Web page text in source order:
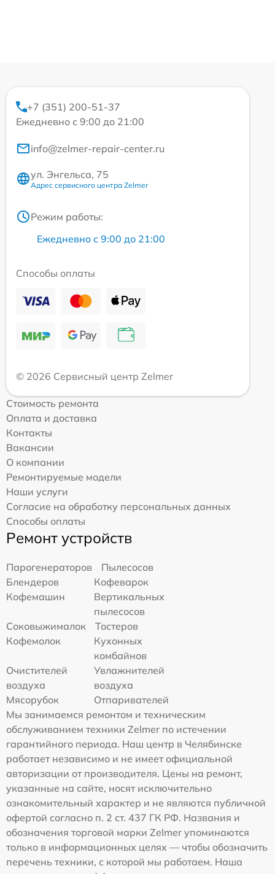
+7 (351) 200-51-37
Ежедневно с 9:00 до 21:00
info@zelmer-repair-center.ru
ул. Энгельса, 75
Адрес сервисного центра Zelmer
Режим работы:
Ежедневно с 9:00 до 21:00
Способы оплаты
© 2026 Сервисный центр Zelmer
Стоимость ремонта
Оплата и доставка
Контакты
Вакансии
О компании
Ремонтируемые модели
Наши услуги
Согласие на обработку персональных данных
Способы оплаты
Ремонт устройств
Парогенераторов
Пылесосов
Блендеров
Кофеварок
Кофемашин
Вертикальных
пылесосов
Соковыжималок
Тостеров
Кофемолок
Кухонных
комбайнов
Очистителей
воздуха
Увлажнителей
воздуха
Мясорубок
Отпаривателей
Мы занимаемся ремонтом и техническим
обслуживанием техники Zelmer по истечении
гарантийного периода. Наш центр в Челябинске
работает независимо и не имеет официальной
авторизации от производителя. Цены на ремонт,
указанные на сайте, носят исключительно
ознакомительный характер и не являются публичной
офертой согласно п. 2 ст. 437 ГК РФ. Названия и
обозначения торговой марки Zelmer упоминаются
только в информационных целях — чтобы обозначить
перечень техники, с которой мы работаем. Наша